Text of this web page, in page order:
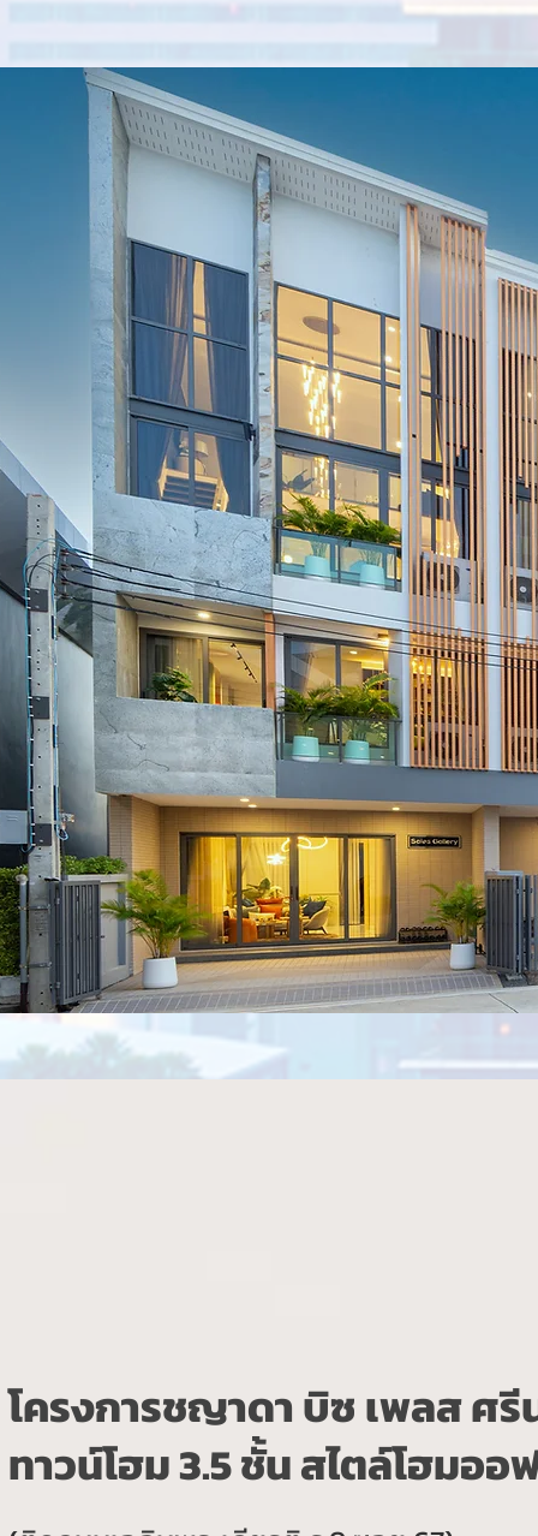
โครงการชญาดา บิซ เพลส ศ
ทาวน์โฮม 3.5 ชั้น สไตล์โฮมอ